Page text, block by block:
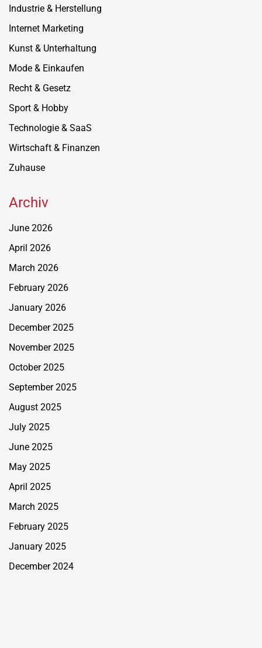
Industrie & Herstellung
Internet Marketing
Kunst & Unterhaltung
Mode & Einkaufen
Recht & Gesetz
Sport & Hobby
Technologie & SaaS
Wirtschaft & Finanzen
Zuhause
Archiv
June 2026
April 2026
March 2026
February 2026
January 2026
December 2025
November 2025
October 2025
September 2025
August 2025
July 2025
June 2025
May 2025
April 2025
March 2025
February 2025
January 2025
December 2024